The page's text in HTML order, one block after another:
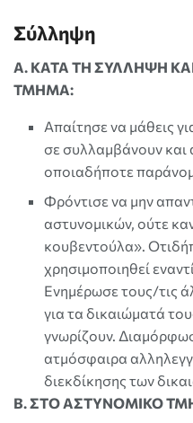
Σύλληψη
Α. ΚΑΤΑ ΤΗ ΣΥΛΛΗΨΗ
ΤΜΗΜΑ:
Απαίτησε να μάθεις
σε συλλαμβάνουν και
οποιαδήποτε
Φρόντισε να μην
αστυνομικών, ούτε
κουβεντούλα».
χρησιμοποιηθεί
Ενημέρωσε τους/τις
για τα δικαιώματά
γνωρίζουν.
ατμόσφαιρα
διεκδίκησης των
Β. ΣΤΟ ΑΣΤΥΝΟΜΙΚΟ